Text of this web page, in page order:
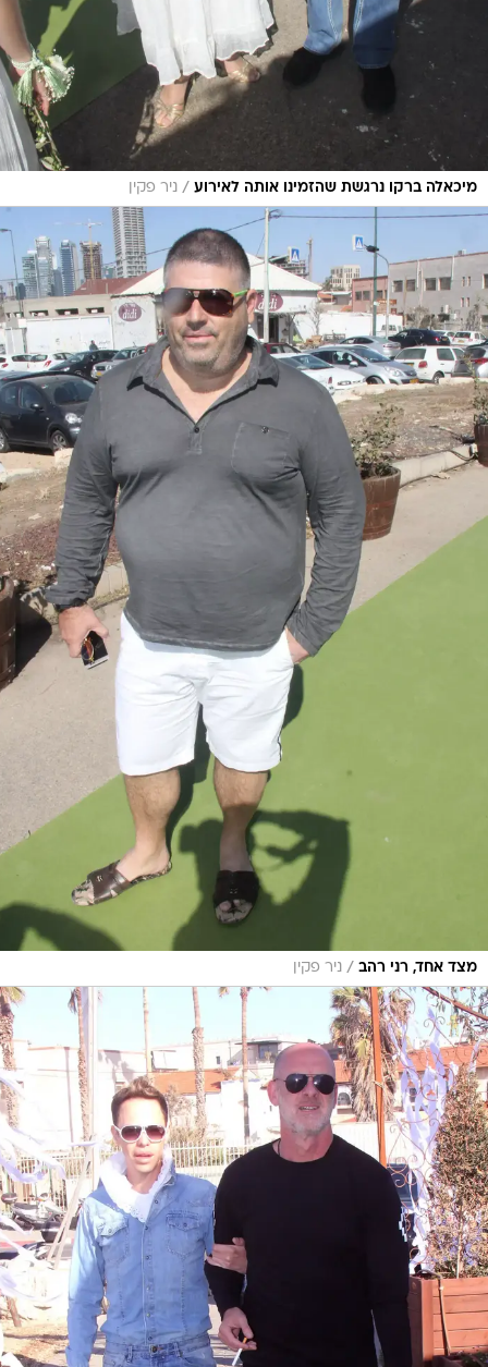
מיכאלה ברקו נרגשת שהזמינו אותה לאירוע / ניר פקין
מצד אחד, רני רהב / ניר פקין